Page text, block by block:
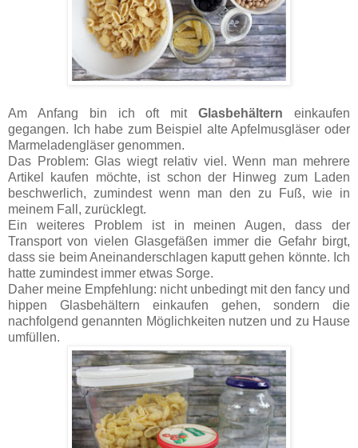
Am Anfang bin ich oft mitGlasbehälterneinkaufen
gegangen. Ich habe zum Beispiel alte Apfelmusgläser oder
Marmeladengläser genommen.
Das Problem: Glas wiegt relativ viel. Wenn man mehrere
Artikel kaufen möchte, ist schon der Hinweg zum Laden
beschwerlich, zumindest wenn man den zu Fuß, wie in
meinem Fall, zurücklegt.
Ein weiteres Problem ist in meinen Augen, dass der
Transport von vielen Glasgefäßen immer die Gefahr birgt,
dass sie beim Aneinanderschlagen kaputt gehen könnte. Ich
hatte zumindest immer etwas Sorge.
Daher meine Empfehlung: nicht unbedingt mit den fancy und
hippen Glasbehältern einkaufen gehen, sondern die
nachfolgend genannten Möglichkeiten nutzen und zu Hause
umfüllen.